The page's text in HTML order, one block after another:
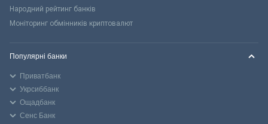
Народний рейтинг банків
Моніторинг обмінників криптовалют
Популярні банки
Приватбанк
Укрсиббанк
Ощадбанк
Сенс Банк